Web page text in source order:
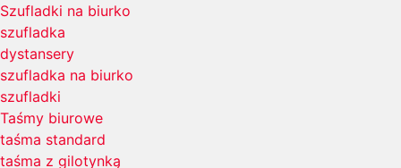
Szufladki na biurko
szufladka
dystansery
szufladka na biurko
szufladki
Taśmy biurowe
taśma standard
taśma z gilotynką